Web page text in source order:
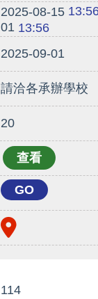
2025-08-15
0113:56
2025-09-01
請洽各承辦學校
20
GO
114